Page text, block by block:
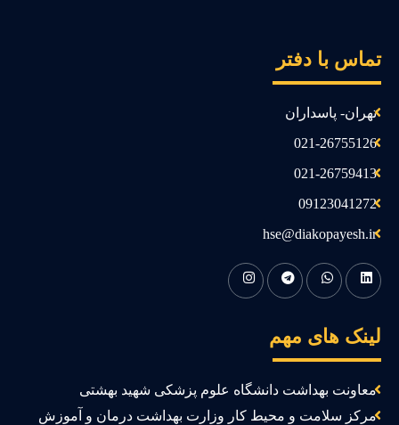
با دفتر
تهران- پاسداران
021-26755126
021-26759413
09123041272
hse@diakopayesh.ir
های مهم
معاونت بهداشت دانشگاه علوم پزشکی شهید بهشتی
مرکز سلامت و محیط کار وزارت بهداشت درمان و آموزش